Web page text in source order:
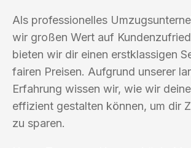
Als professionelles
wir großen Wert auf
bieten wir dir einen erstklassigen
fairen Preisen. Aufgrund unserer
Erfahrung wissen wir, wie wir
effizient gestalten können, um dir
zu sparen.